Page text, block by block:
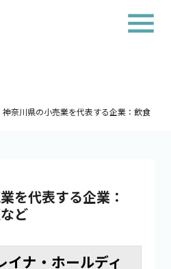
神奈川県の小売業を代表する企業：飲食
を代表する企業：
ど
イナ・ホールディ